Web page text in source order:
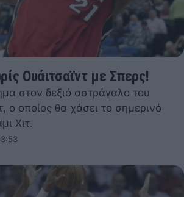
Ουάιτσαϊντ με Σπερς!
στον δεξιό αστράγαλο του
ο οποίος θα χάσει το σημερινό
Χιτ.